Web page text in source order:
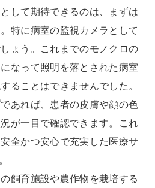
して期待できるのは、まずは
特に病室の監視カメラとして
ょう。これまでのモノクロの
なって照明を落とされた病室
ることはできませんでした。
あれば、患者の皮膚や顔の色
が一目で確認できます。これ
全かつ安心で充実した医療サ
飼育施設や農作物を栽培する